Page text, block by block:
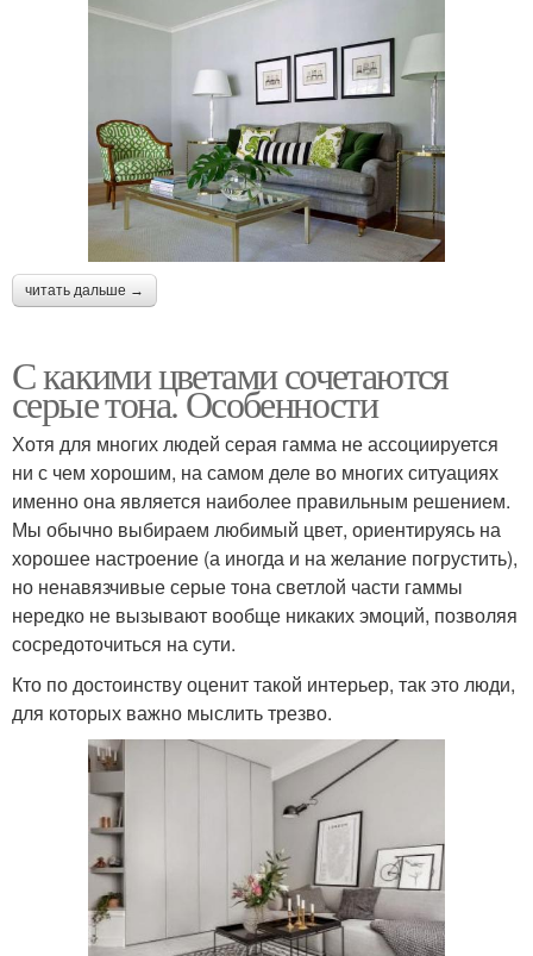
читать дальше →
С какими цветами сочетаются
серые тона. Особенности
Хотя для многих людей серая гамма не ассоциируется
ни с чем хорошим, на самом деле во многих ситуациях
именно она является наиболее правильным решением.
Мы обычно выбираем любимый цвет, ориентируясь на
хорошее настроение (а иногда и на желание погрустить),
но ненавязчивые серые тона светлой части гаммы
нередко не вызывают вообще никаких эмоций, позволяя
сосредоточиться на сути.
Кто по достоинству оценит такой интерьер, так это люди,
для которых важно мыслить трезво.